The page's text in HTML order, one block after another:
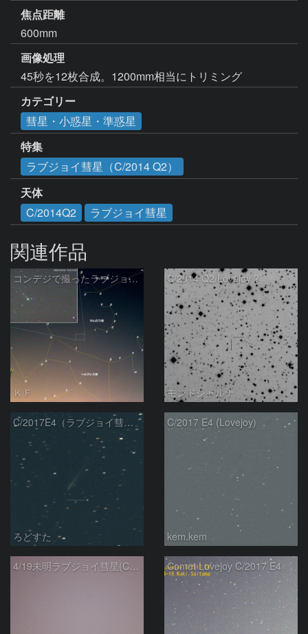
焦点距離
600mm
画像処理
45秒を12枚合成。1200mm相当にトリミング
カテゴリー
彗星・小惑星・準惑星
特集
ラブジョイ彗星（C/2014 Q2）
天体
C/2014Q2
ラブジョイ彗星
関連作品
コンデジで撮ったラブジョイ彗星（3）
ＫＦ
C/2014 Q2/Lovejoy ?
モンドシャルナ
C/2017E4（ラブジョイ彗星）
ろどすた
C/2017 E4 (Lovejoy)
kem.kem
4/19未明ラブジョイ彗星(C/2017E4)とM31 Comet Lovejoy C/2017 E4